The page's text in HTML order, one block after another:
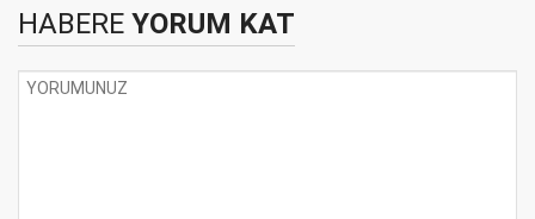
HABERE YORUM KAT